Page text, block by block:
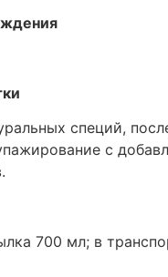
специй,
с
700 мл; в